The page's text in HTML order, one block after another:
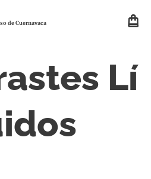
de Cuernavaca
Lí